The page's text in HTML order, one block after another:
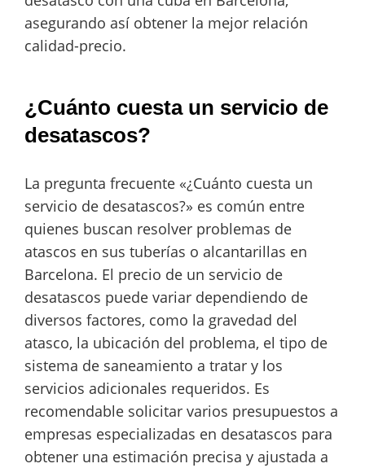
asegurando así obtener la mejor relación
calidad-precio.
¿Cuánto cuesta un servicio de
desatascos?
La pregunta frecuente «¿Cuánto cuesta un
servicio de desatascos?» es común entre
quienes buscan resolver problemas de
atascos en sus tuberías o alcantarillas en
Barcelona. El precio de un servicio de
desatascos puede variar dependiendo de
diversos factores, como la gravedad del
atasco, la ubicación del problema, el tipo de
sistema de saneamiento a tratar y los
servicios adicionales requeridos. Es
recomendable solicitar varios presupuestos a
empresas especializadas en desatascos para
obtener una estimación precisa y ajustada a